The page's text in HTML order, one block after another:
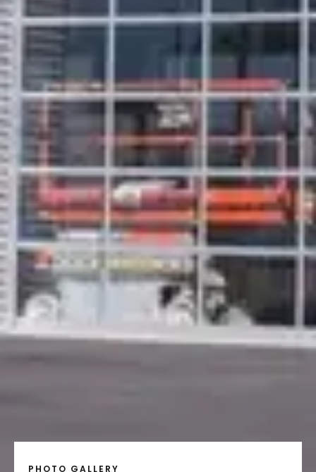
PHOTO GALLERY